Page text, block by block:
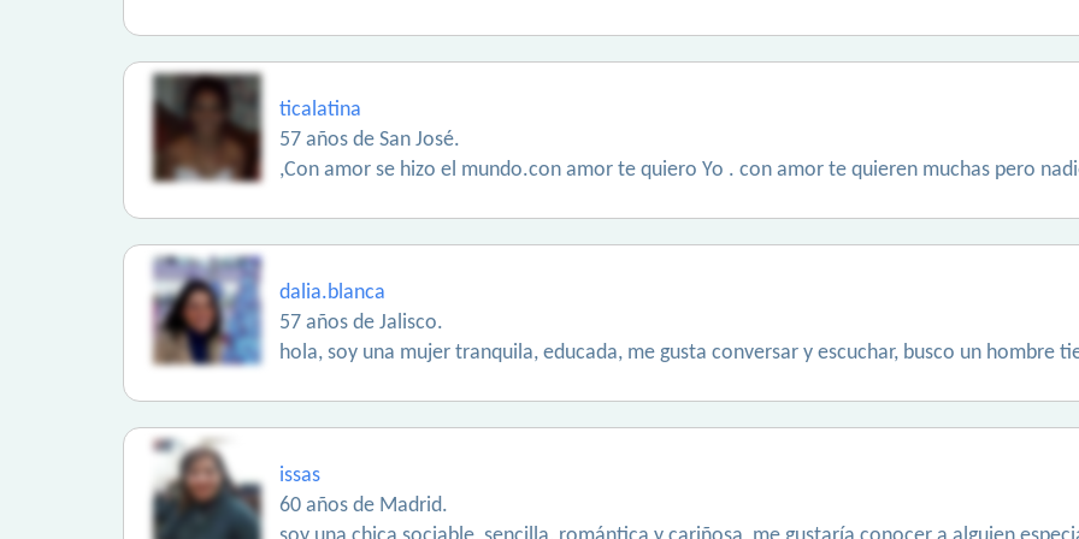
ticalatina
57 años de San José.
,Con amor se hizo el mundo.con amor te quiero Yo . con amor te quieren muchas pero
dalia.blanca
57 años de Jalisco.
hola, soy una mujer tranquila, educada, me gusta conversar y escuchar, busco un hombre
issas
60 años de Madrid.